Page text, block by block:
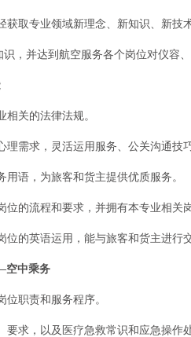
取专业领域新理念、新知识、新技术
并达到航空服务各个岗位对仪容、
关的法律法规。
需求，灵活运用服务、公关沟通技巧
语，为旅客和货主提供优质服务。
的流程和要求，并拥有本专业相关岗
英语运用，能与旅客和货主进行交
中乘务
职责和服务程序。
求，以及医疗急救常识和应急操作处